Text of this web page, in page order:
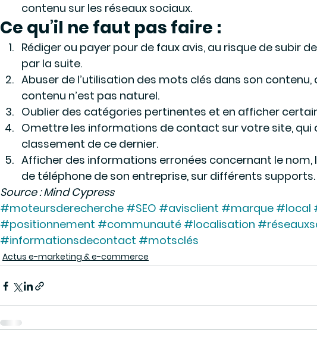
contenu sur les réseaux sociaux.
Ce qu’il ne faut pas faire :
Rédiger ou payer pour de faux avis, au risque de subir
par la suite.
Abuser de l’utilisation des mots clés dans son contenu,
contenu n’est pas naturel.
Oublier des catégories pertinentes et en afficher
Omettre les informations de contact sur votre site,
classement de ce dernier.
Afficher des informations erronées concernant le nom,
de téléphone de son entreprise, sur différents supports.
Source : Mind Cypress
#moteursderecherche #SEO #avisclient #marque #local
#positionnement #communauté #localisation
#informationsdecontact #motsclés
Actus e-marketing & e-commerce